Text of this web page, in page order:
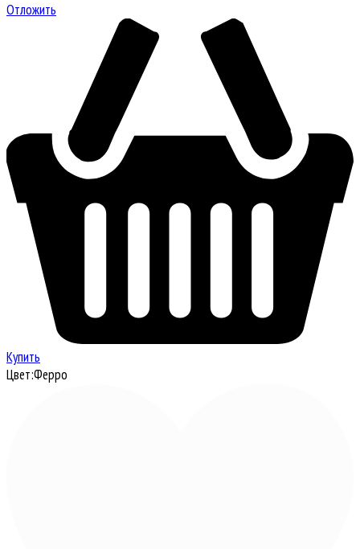
Отложить
Купить
Цвет:Ферро